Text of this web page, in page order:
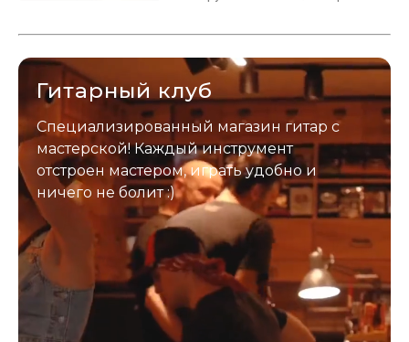
застрахован. Случись что -
Гитарный клуб
Специализированный магазин гитар с
мастерской! Каждый инструмент
отстроен мастером, играть удобно и
ничего не болит :)